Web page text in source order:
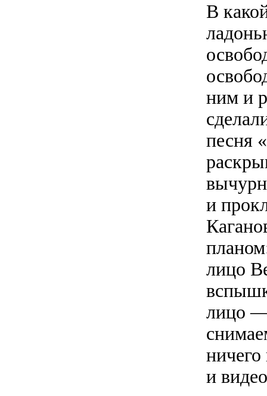
В
ним и
песня
и
лицо
лицо —
ничего
и